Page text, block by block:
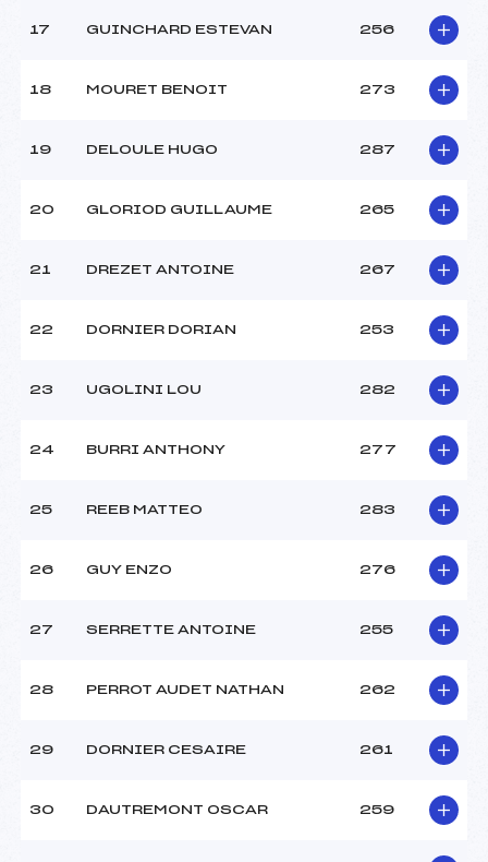
17 GUINCHARD ESTEVAN 256
18 MOURET BENOIT 273
19 DELOULE HUGO 287
20 GLORIOD GUILLAUME 265
21 DREZET ANTOINE 267
22 DORNIER DORIAN 253
23 UGOLINI LOU 282
24 BURRI ANTHONY 277
25 REEB MATTEO 283
26 GUY ENZO 276
27 SERRETTE ANTOINE 255
28 PERROT AUDET NATHAN 262
29 DORNIER CESAIRE 261
30 DAUTREMONT OSCAR 259